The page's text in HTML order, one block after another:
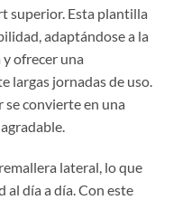
superior. Esta plantilla
adaptándose a la
ofrecer una
largas jornadas de uso.
se convierte en una
lateral, lo que
al día a día. Con este